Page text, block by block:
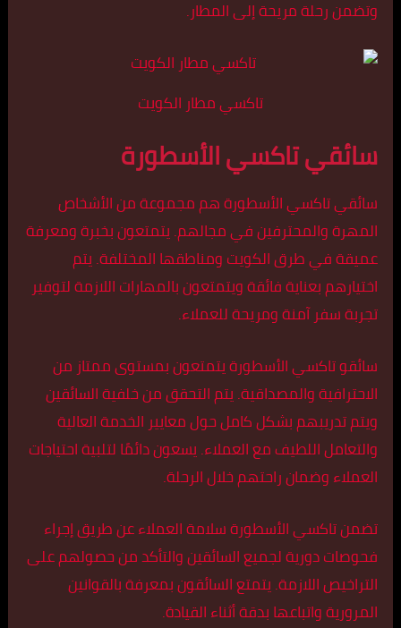
وتضمن رحلة مريحة إلى المطار.
تاكسي مطار الكويت
سائقي تاكسي الأسطورة
سائقي تاكسي الأسطورة هم مجموعة من الأشخاص
المهرة والمحترفين في مجالهم. يتمتعون بخبرة ومعرفة
عميقة في طرق الكويت ومناطقها المختلفة. يتم
اختيارهم بعناية فائقة ويتمتعون بالمهارات اللازمة لتوفير
تجربة سفر آمنة ومريحة للعملاء.
سائقو تاكسي الأسطورة يتمتعون بمستوى ممتاز من
الاحترافية والمصداقية. يتم التحقق من خلفية السائقين
ويتم تدريبهم بشكل كامل حول معايير الخدمة العالية
والتعامل اللطيف مع العملاء. يسعون دائمًا لتلبية احتياجات
العملاء وضمان راحتهم خلال الرحلة.
تضمن تاكسي الأسطورة سلامة العملاء عن طريق إجراء
فحوصات دورية لجميع السائقين والتأكد من حصولهم على
التراخيص اللازمة. يتمتع السائقون بمعرفة بالقوانين
المرورية واتباعها بدقة أثناء القيادة.